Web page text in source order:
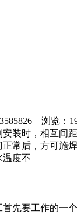
浏览：
装时，相互
常后，方可施
温度不
先要工作的